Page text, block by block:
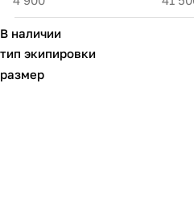
В наличии
тип экипировки
размер